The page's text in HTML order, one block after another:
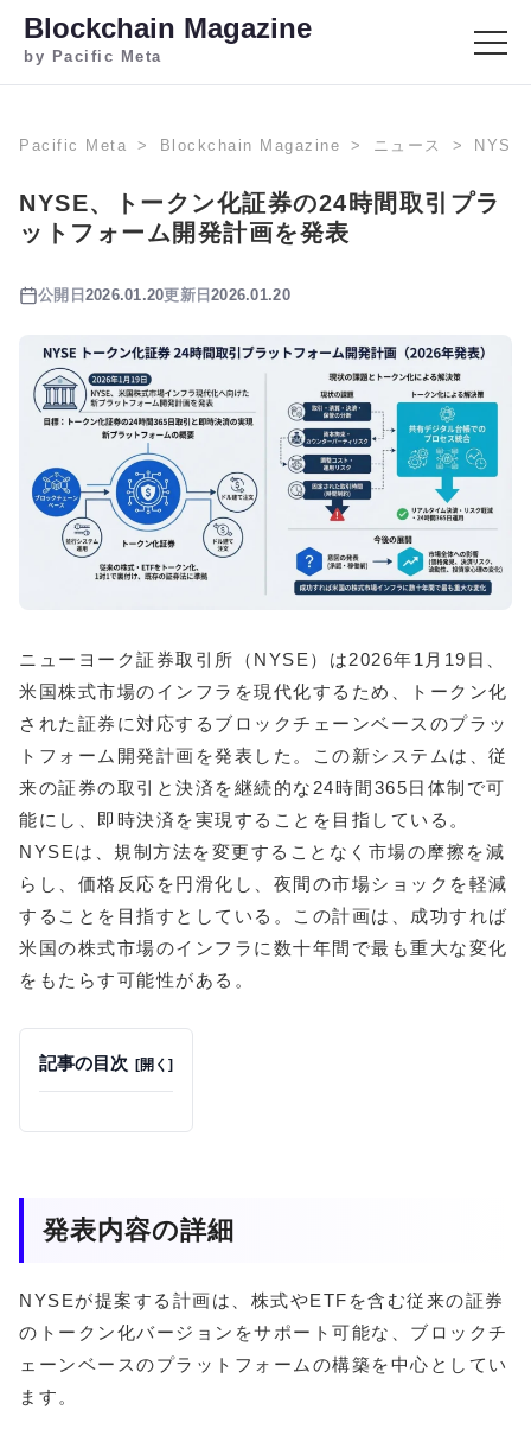
Blockchain Magazine
by Pacific Meta
Pacific Meta Blockchain Magazine ニュース NYSE
NYSE、トークン化証券の24時間取引プラ
ットフォーム開発計画を発表
公開日 2026.01.20更新日2026.01.20
ニューヨーク証券取引所（NYSE）は2026年1月19日、
米国株式市場のインフラを現代化するため、トークン化
された証券に対応するブロックチェーンベースのプラッ
トフォーム開発計画を発表した。この新システムは、従
来の証券の取引と決済を継続的な24時間365日体制で可
能にし、即時決済を実現することを目指している。
NYSEは、規制方法を変更することなく市場の摩擦を減
らし、価格反応を円滑化し、夜間の市場ショックを軽減
することを目指すとしている。この計画は、成功すれば
米国の株式市場のインフラに数十年間で最も重大な変化
をもたらす可能性がある。
記事の目次
発表内容の詳細
NYSEが提案する計画は、株式やETFを含む従来の証券
のトークン化バージョンをサポート可能な、ブロックチ
ェーンベースのプラットフォームの構築を中心としてい
ます。